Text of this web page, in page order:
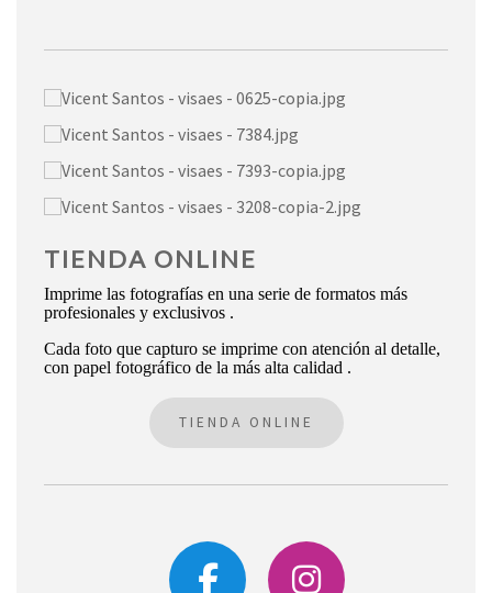
TIENDA ONLINE
Imprime las fotografías en una serie de formatos más
profesionales y exclusivos .
Cada foto que capturo se imprime con atención al detalle,
con papel fotográfico de la más alta calidad .
TIENDA ONLINE